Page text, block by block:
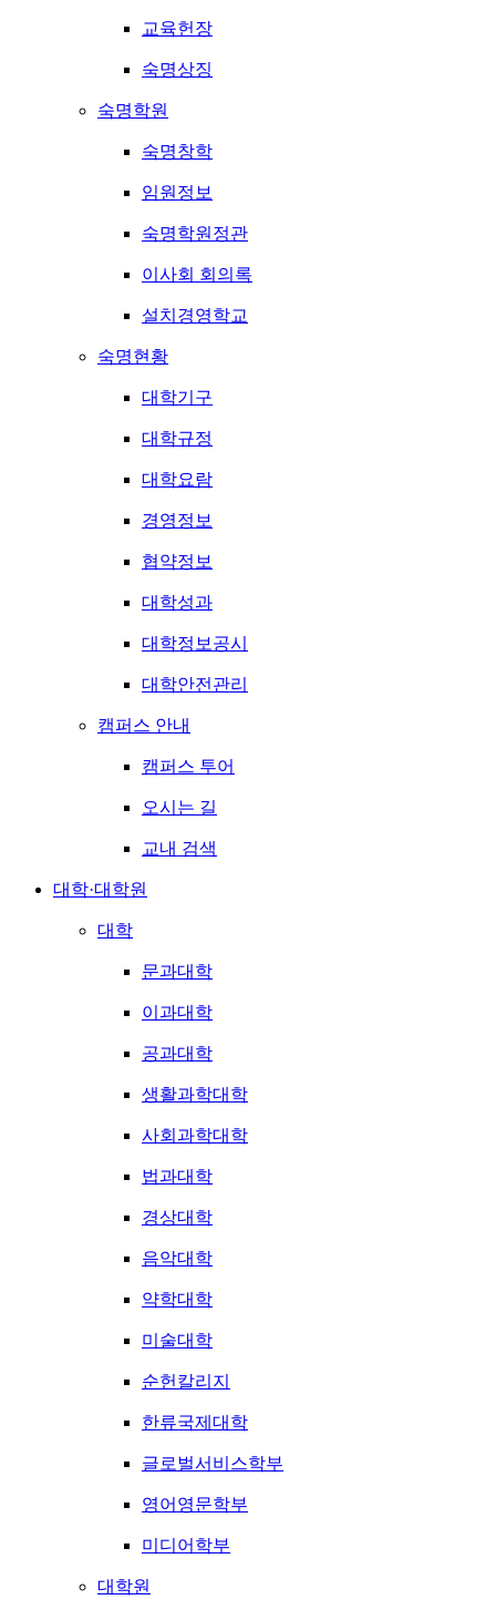
교육헌장
숙명상징
숙명학원
숙명창학
임원정보
숙명학원정관
이사회 회의록
설치경영학교
숙명현황
대학기구
대학규정
대학요람
경영정보
협약정보
대학성과
대학정보공시
대학안전관리
캠퍼스 안내
캠퍼스 투어
오시는 길
교내 검색
대학·대학원
대학
문과대학
이과대학
공과대학
생활과학대학
사회과학대학
법과대학
경상대학
음악대학
약학대학
미술대학
순헌칼리지
한류국제대학
글로벌서비스학부
영어영문학부
미디어학부
대학원